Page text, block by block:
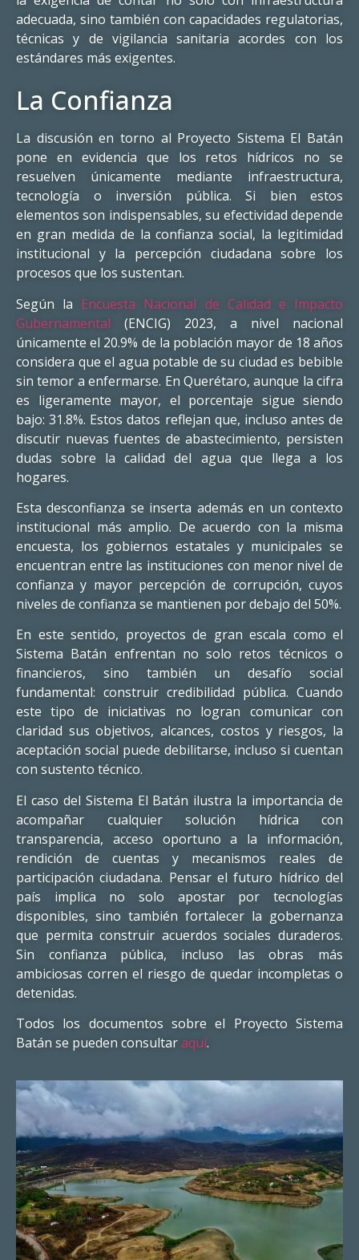
adecuada, sino también con capacidades regulatorias,
técnicas y de vigilancia sanitaria acordes con los
estándares más exigentes.
La Confianza
La discusión en torno al Proyecto Sistema El Batán
pone en evidencia que los retos hídricos no se
resuelven únicamente mediante infraestructura,
tecnología o inversión pública. Si bien estos
elementos son indispensables, su efectividad depende
en gran medida de la confianza social, la legitimidad
institucional y la percepción ciudadana sobre los
procesos que los sustentan.
Según la Encuesta Nacional de Calidad e Impacto
Gubernamental (ENCIG) 2023, a nivel nacional
únicamente el 20.9% de la población mayor de 18 años
considera que el agua potable de su ciudad es bebible
sin temor a enfermarse. En Querétaro, aunque la cifra
es ligeramente mayor, el porcentaje sigue siendo
bajo: 31.8%. Estos datos reflejan que, incluso antes de
discutir nuevas fuentes de abastecimiento, persisten
dudas sobre la calidad del agua que llega a los
hogares.
Esta desconfianza se inserta además en un contexto
institucional más amplio. De acuerdo con la misma
encuesta, los gobiernos estatales y municipales se
encuentran entre las instituciones con menor nivel de
confianza y mayor percepción de corrupción, cuyos
niveles de confianza se mantienen por debajo del 50%.
En este sentido, proyectos de gran escala como el
Sistema Batán enfrentan no solo retos técnicos o
financieros, sino también un desafío social
fundamental: construir credibilidad pública. Cuando
este tipo de iniciativas no logran comunicar con
claridad sus objetivos, alcances, costos y riesgos, la
aceptación social puede debilitarse, incluso si cuentan
con sustento técnico.
El caso del Sistema El Batán ilustra la importancia de
acompañar cualquier solución hídrica con
transparencia, acceso oportuno a la información,
rendición de cuentas y mecanismos reales de
participación ciudadana. Pensar el futuro hídrico del
país implica no solo apostar por tecnologías
disponibles, sino también fortalecer la gobernanza
que permita construir acuerdos sociales duraderos.
Sin confianza pública, incluso las obras más
ambiciosas corren el riesgo de quedar incompletas o
detenidas.
Todos los documentos sobre el Proyecto Sistema
Batán se pueden consultaraquí.